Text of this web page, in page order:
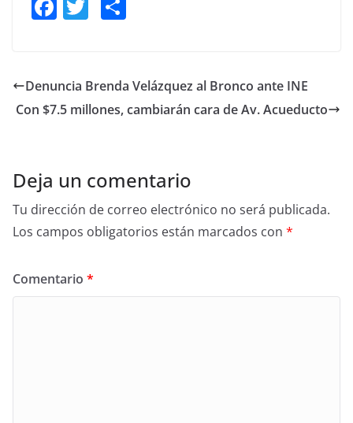
e
b
k
er e
Denuncia Brenda Velázquez al Bronco ante INE
Con $7.5 millones, cambiarán cara de Av. Acueducto
Deja un comentario
Tu dirección de correo electrónico no será publicada.
Los campos obligatorios están marcados con *
Comentario *